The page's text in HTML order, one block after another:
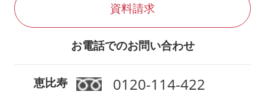
資料請求
お電話でのお問い合わせ
恵比寿 0120-114-422